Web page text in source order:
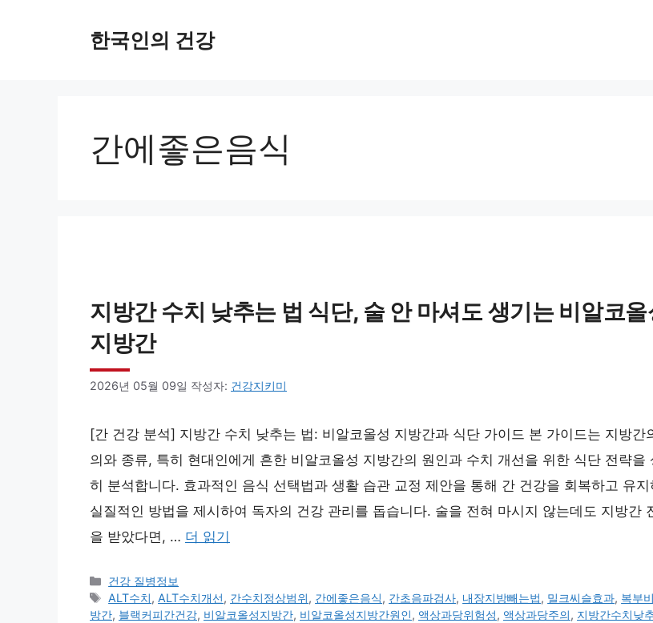
한국인의 건강
간에좋은음식
지방간 수치 낮추는 법 식단, 술 안 마셔도 생기는 비알코올
지방간
2026년 05월 09일 작성자: 건강지키미
[간 건강 분석] 지방간 수치 낮추는 법: 비알코올성 지방간과 식단 가이드 본 가이드는 지방간
의와 종류, 특히 현대인에게 흔한 비알코올성 지방간의 원인과 수치 개선을 위한 식단 전략을
히 분석합니다. 효과적인 음식 선택법과 생활 습관 교정 제안을 통해 간 건강을 회복하고 유지
실질적인 방법을 제시하여 독자의 건강 관리를 돕습니다. 술을 전혀 마시지 않는데도 지방간
을 받았다면, … 더 읽기
카
테
고
건강 질병정보
태
그
ALT수치, ALT수치개선, 간수치정상범위, 간에좋은음식, 간초음파검사, 내장지방빼는법, 밀크씨슬효과, 복부
방간, 블랙커피간건강, 비알코올성지방간, 비알코올성지방간원인, 액상과당위험성, 액상과당주의, 지방간수치낮